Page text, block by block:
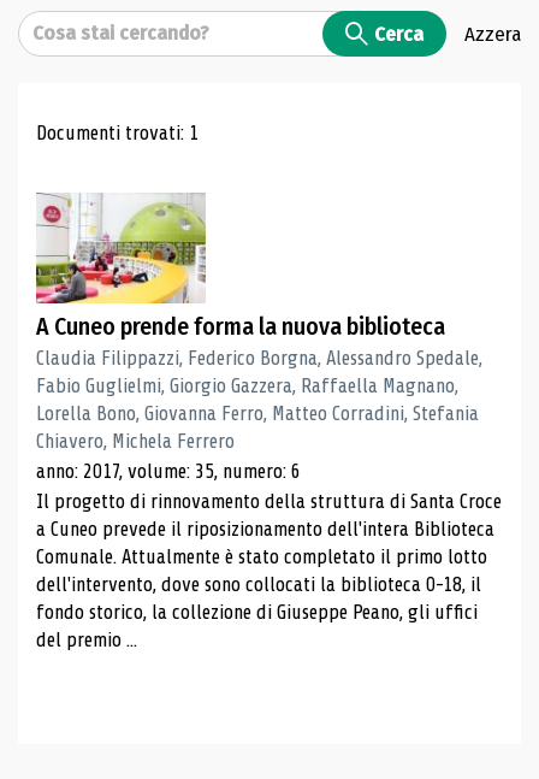
Cerca Cerca Azzera
Risultati di ricerca
Documenti trovati: 1
A Cuneo prende forma la nuova biblioteca
Claudia Filippazzi, Federico Borgna, Alessandro Spedale,
Fabio Guglielmi, Giorgio Gazzera, Raffaella Magnano,
Lorella Bono, Giovanna Ferro, Matteo Corradini, Stefania
Chiavero, Michela Ferrero
anno: 2017, volume: 35, numero: 6
Il progetto di rinnovamento della struttura di Santa Croce
a Cuneo prevede il riposizionamento dell'intera Biblioteca
Comunale. Attualmente è stato completato il primo lotto
dell'intervento, dove sono collocati la biblioteca 0-18, il
fondo storico, la collezione di Giuseppe Peano, gli uffici
del premio ...